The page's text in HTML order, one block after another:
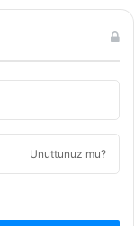
Unuttunuz mu?